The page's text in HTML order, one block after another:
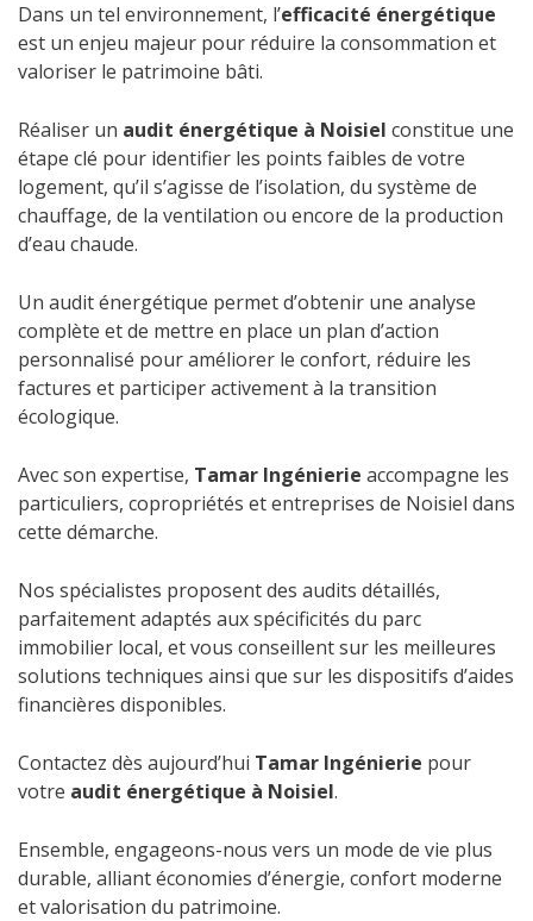
Dans un tel environnement, l’efficacité énergétique
est un enjeu majeur pour réduire la consommation et
valoriser le patrimoine bâti.
Réaliser un audit énergétique à Noisiel constitue une
étape clé pour identifier les points faibles de votre
logement, qu’il s’agisse de l’isolation, du système de
chauffage, de la ventilation ou encore de la production
d’eau chaude.
Un audit énergétique permet d’obtenir une analyse
complète et de mettre en place un plan d’action
personnalisé pour améliorer le confort, réduire les
factures et participer activement à la transition
écologique.
Avec son expertise, Tamar Ingénierie accompagne les
particuliers, copropriétés et entreprises de Noisiel dans
cette démarche.
Nos spécialistes proposent des audits détaillés,
parfaitement adaptés aux spécificités du parc
immobilier local, et vous conseillent sur les meilleures
solutions techniques ainsi que sur les dispositifs d’aides
financières disponibles.
Contactez dès aujourd’hui Tamar Ingénierie pour
votre audit énergétique à Noisiel.
Ensemble, engageons-nous vers un mode de vie plus
durable, alliant économies d’énergie, confort moderne
et valorisation du patrimoine.